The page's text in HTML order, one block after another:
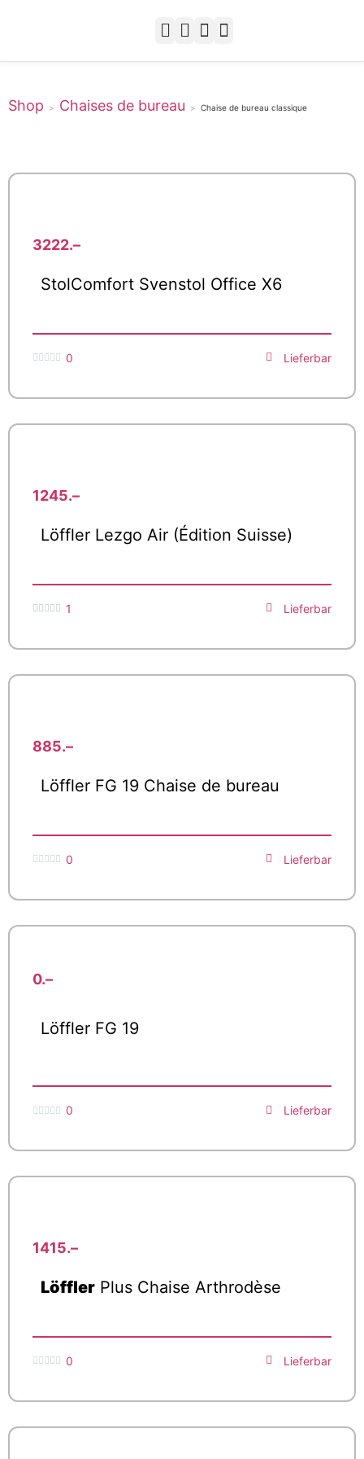
Shop > Chaises de bureau > Chaise de bureau classique
3222.–
StolComfort Svenstol Office X6
0
     Lieferbar
1245.–
Löffler Lezgo Air (Édition Suisse)
1
     Lieferbar
885.–
Löffler FG 19 Chaise de bureau
0
     Lieferbar
0.–
Löffler FG 19
0
 Lieferbar
1415.–
Löffler Plus Chaise Arthrodèse
0
     Lieferbar